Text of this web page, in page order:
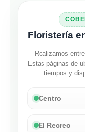
Floristería
Realizamos
Estas páginas de
tiempos y
Centro
El Recreo